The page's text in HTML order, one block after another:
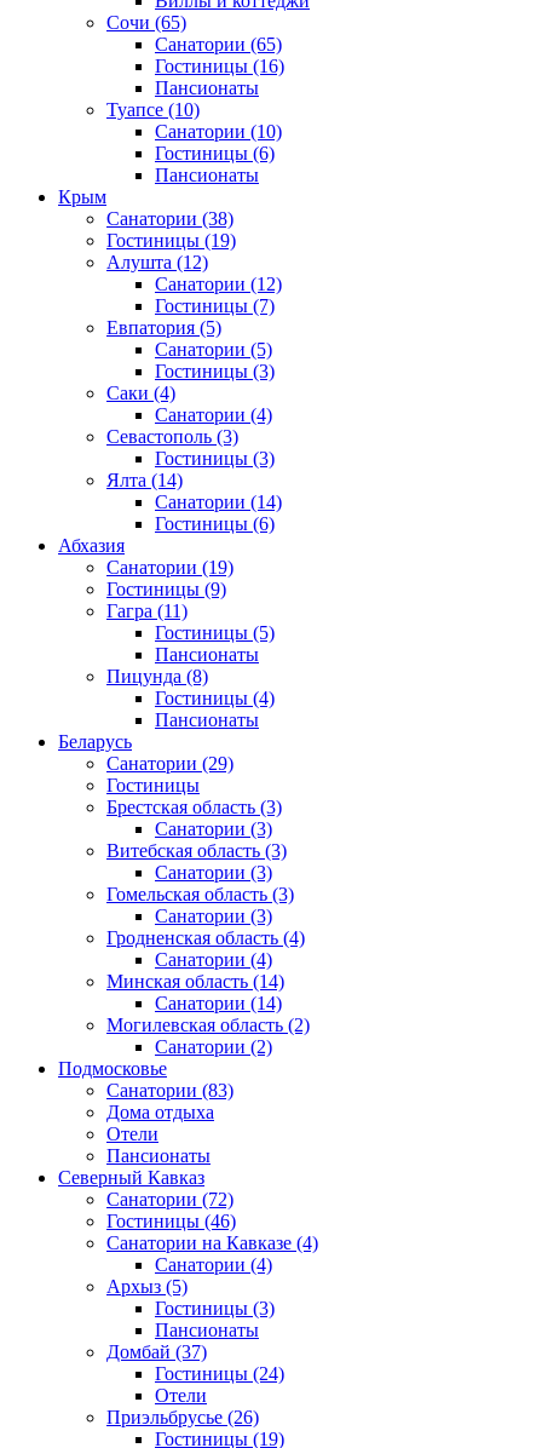
Сочи (65)
Санатории (65)
Гостиницы (16)
Пансионаты
Туапсе (10)
Санатории (10)
Гостиницы (6)
Пансионаты
Крым
Санатории (38)
Гостиницы (19)
Алушта (12)
Санатории (12)
Гостиницы (7)
Евпатория (5)
Санатории (5)
Гостиницы (3)
Саки (4)
Санатории (4)
Севастополь (3)
Гостиницы (3)
Ялта (14)
Санатории (14)
Гостиницы (6)
Абхазия
Санатории (19)
Гостиницы (9)
Гагра (11)
Гостиницы (5)
Пансионаты
Пицунда (8)
Гостиницы (4)
Пансионаты
Беларусь
Санатории (29)
Гостиницы
Брестская область (3)
Санатории (3)
Витебская область (3)
Санатории (3)
Гомельская область (3)
Санатории (3)
Гродненская область (4)
Санатории (4)
Минская область (14)
Санатории (14)
Могилевская область (2)
Санатории (2)
Подмосковье
Санатории (83)
Дома отдыха
Отели
Пансионаты
Северный Кавказ
Санатории (72)
Гостиницы (46)
Санатории на Кавказе (4)
Санатории (4)
Архыз (5)
Гостиницы (3)
Пансионаты
Домбай (37)
Гостиницы (24)
Отели
Приэльбрусье (26)
Гостиницы (19)